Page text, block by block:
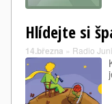
Hlídejte si
14.března » Radio